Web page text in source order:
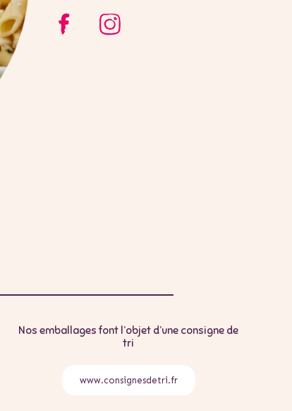
Nos emballages font l’objet d’une consigne de
tri
www.consignesdetri.fr